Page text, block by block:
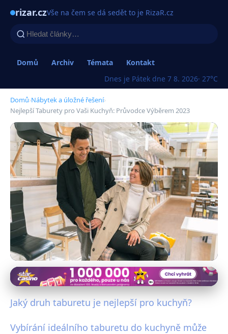
rizar.czVše na čem se dá sedět to je RizaR.cz
Domů Archiv Témata
Kontakt
Dnes je Pátek dne 7 8. 2026· 27°C
Domů›Nábytek a úložné řešení›
Nejlepší Taburety pro Vaši Kuchyň: Průvodce Výběrem 2023
Nábytek a úložné řešení
Nejlepší Taburety pro Vaši
Jaký druh taburetu je nejlepší pro kuchyň?
Vybírání ideálního taburetu do kuchyně může